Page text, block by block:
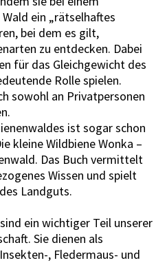
ein „rätselhaftes
bei dem es gilt,
zu entdecken. Dabei
für das Gleichgewicht des
Rolle spielen.
sowohl an Privatpersonen
ist sogar schon
kleine Wildbiene Wonka –
Das Buch vermittelt
Wissen und spielt
Landguts.
ein wichtiger Teil unserer
Sie dienen als
, Fledermaus- und